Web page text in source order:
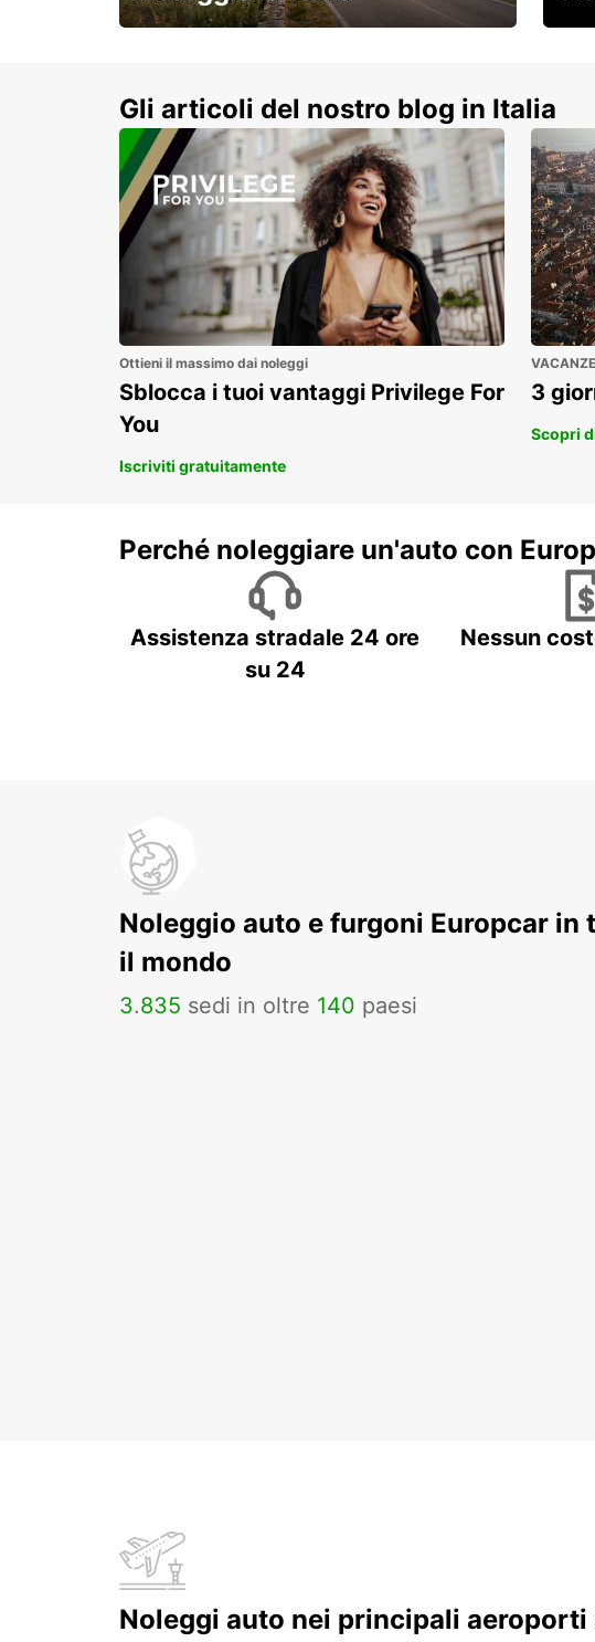
Gli articoli del nostro blog in Italia
Ottieni il massimo dai noleggi
Sblocca i tuoi vantaggi Privilege For
You
Iscriviti gratuitamente
3
Scopri
Perché noleggiare un'auto con
Assistenza stradale 24 ore
su 24
Nessun
Noleggio auto e furgoni Europcar in
il mondo
3.835 sedi in oltre 140 paesi
Noleggi auto nei principali aeroporti